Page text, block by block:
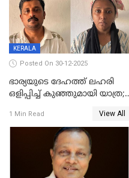
KERALA
Posted On 30-12-2025
ഭാര്യയുടെ ദേഹത്ത് ലഹരി
ഒളിപ്പിച്ച് കുഞ്ഞുമായി യാത്ര;
പിടികൂടി പൊലീസ്
1 Min Read View All